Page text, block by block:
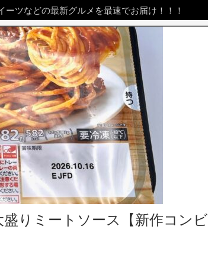
ツなどの最新グルメを最速でお届け！！！
りミートソース【新作コンビ